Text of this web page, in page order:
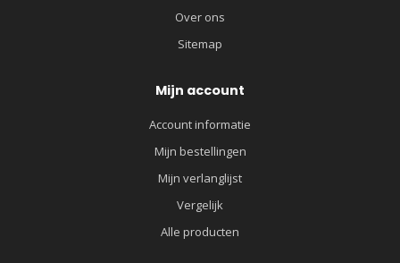
Over ons
Sitemap
Mijn account
Account informatie
Mijn bestellingen
Mijn verlanglijst
Vergelijk
Alle producten